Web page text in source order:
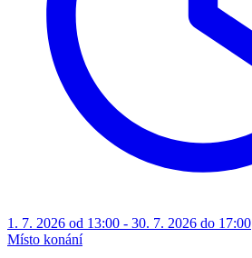
1. 7. 2026 od 13:00 - 30. 7. 2026 do 17:00
Místo konání